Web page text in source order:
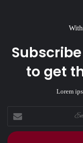
to get
Lorem
your
Email
address